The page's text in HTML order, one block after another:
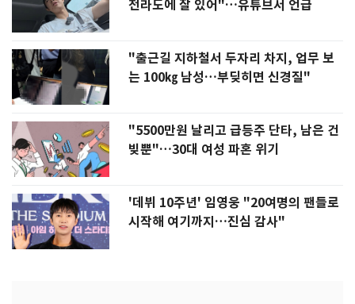
전라도에 잘 있어"…유튜브서 언급
"출근길 지하철서 두자리 차지, 업무 보
는 100㎏ 남성…부딪히면 신경질"
"5500만원 날리고 급등주 단타, 남은 건
빚뿐"…30대 여성 파혼 위기
'데뷔 10주년' 임영웅 "20여명의 팬들로
시작해 여기까지…진심 감사"